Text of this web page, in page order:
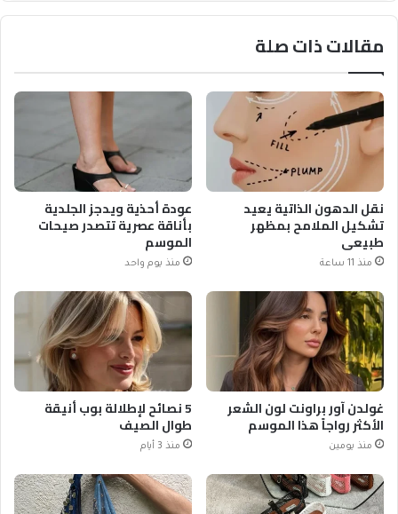
مقالات ذات صلة
نقل الدهون الذاتية يعيد
تشكيل الملامح بمظهر
طبيعي
منذ 11 ساعة
عودة أحذية ويدجز الجلدية
بأناقة عصرية تتصدر صيحات
الموسم
منذ يوم واحد
غولدن آور براونت لون الشعر
الأكثر رواجاً هذا الموسم
منذ يومين
5 نصائح لإطلالة بوب أنيقة
طوال الصيف
منذ 3 أيام